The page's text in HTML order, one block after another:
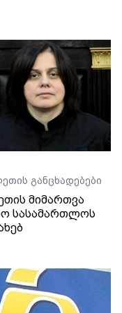
განცხადებები
მიმართვა
სასამართლოს